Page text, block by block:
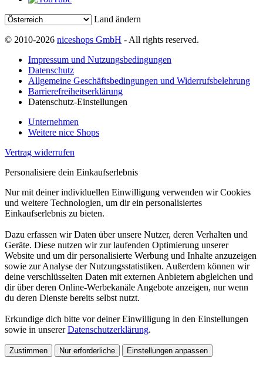
Land ändern
© 2010-2026 niceshops GmbH - All rights reserved.
Impressum und Nutzungsbedingungen
Datenschutz
Allgemeine Geschäftsbedingungen und Widerrufsbelehrung
Barrierefreiheitserklärung
Datenschutz-Einstellungen
Unternehmen
Weitere nice Shops
Vertrag widerrufen
Personalisiere dein Einkaufserlebnis
Nur mit deiner individuellen Einwilligung verwenden wir Cookies
und weitere Technologien, um dir ein personalisiertes
Einkaufserlebnis zu bieten.
Dazu erfassen wir Daten über unsere Nutzer, deren Verhalten und
Geräte. Diese nutzen wir zur laufenden Optimierung unserer
Website und um dir personalisierte Werbung und Inhalte anzuzeigen
sowie zur Analyse der Nutzungsstatistiken. Außerdem können wir
deine verschlüsselten Daten mit externen Anbietern abgleichen und
dir über deren Online-Werbekanäle Angebote anzeigen, nur wenn
du deren Dienste bereits selbst nutzt.
Erkundige dich bitte vor deiner Einwilligung in den Einstellungen
sowie in unsererDatenschutzerklärung.
Zustimmen Nur erforderliche Einstellungen anpassen